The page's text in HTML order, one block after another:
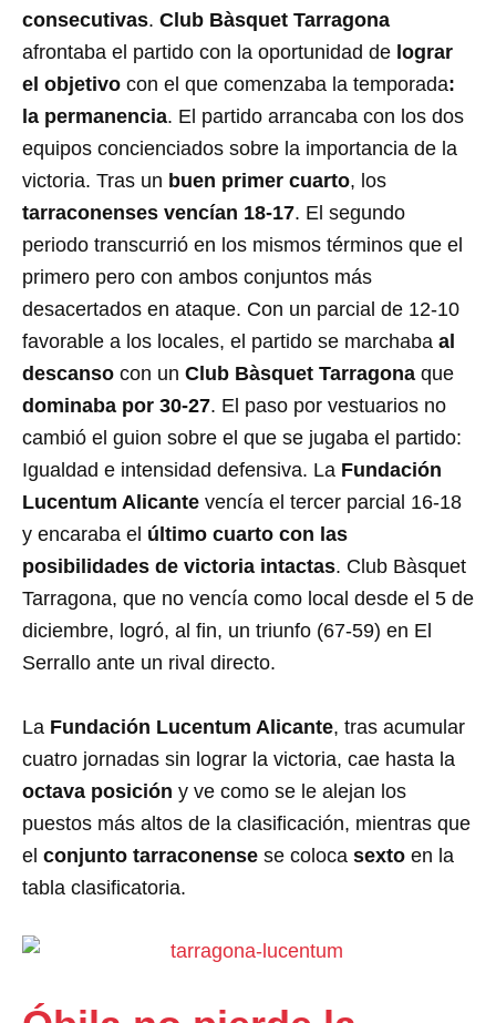
consecutivas. Club Bàsquet Tarragona
afrontaba el partido con la oportunidad de lograr
el objetivo con el que comenzaba la temporada:
la permanencia. El partido arrancaba con los dos
equipos concienciados sobre la importancia de la
victoria. Tras un buen primer cuarto, los
tarraconenses vencían 18-17. El segundo
periodo transcurrió en los mismos términos que el
primero pero con ambos conjuntos más
desacertados en ataque. Con un parcial de 12-10
favorable a los locales, el partido se marchaba al
descanso con un Club Bàsquet Tarragona que
dominaba por 30-27. El paso por vestuarios no
cambió el guion sobre el que se jugaba el partido:
Igualdad e intensidad defensiva. La Fundación
Lucentum Alicante vencía el tercer parcial 16-18
y encaraba el último cuarto con las
posibilidades de victoria intactas. Club Bàsquet
Tarragona, que no vencía como local desde el 5 de
diciembre, logró, al fin, un triunfo (67-59) en El
Serrallo ante un rival directo.
La Fundación Lucentum Alicante, tras acumular
cuatro jornadas sin lograr la victoria, cae hasta la
octava posición y ve como se le alejan los
puestos más altos de la clasificación, mientras que
el conjunto tarraconense se coloca sexto en la
tabla clasificatoria.